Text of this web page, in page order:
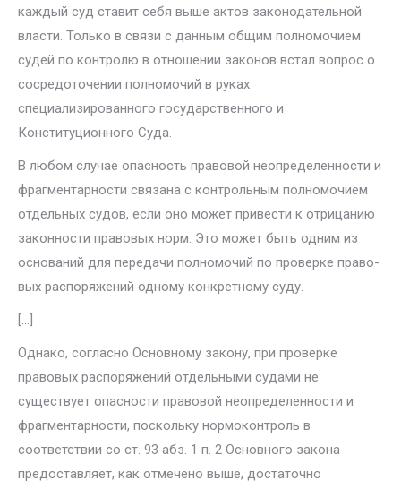
каждый суд ставит себя выше актов законодательной
власти. Только в связи с данным общим полномочием
судей по контролю в отношении законов встал вопрос о
сосредоточении полномочий в руках
специализированного государственного и
Конституционного Суда.
В любом случае опасность правовой неопределенности и
фрагмен­тарности связана с контрольным полномочием
отдельных судов, если оно может привести к отрицанию
законности правовых норм. Это может быть одним из
оснований для передачи полномочий по проверке право­
вых распоряжений одному конкретному суду.
[…]
Однако, согласно Основному закону, при проверке
правовых распоря­жений отдельными судами не
существует опасности правовой неопреде­ленности и
фрагментарности, поскольку нормоконтроль в
соответствии со ст. 93 абз. 1 п. 2 Основного закона
предоставляет, как отмечено выше, достаточно